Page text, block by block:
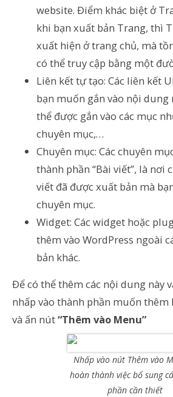
website. Điểm khác biệt ở
khi bạn xuất bản Trang, thì
xuất hiện ở trang chủ, mà
có thể truy cập bằng một
Liên kết tự tạo: Các liên kết
bạn muốn gắn vào nội dung
thể được gắn vào các mục
chuyên mục,…
Chuyên mục: Các chuyên
thành phần “Bài viết”, là nơi
viết đã được xuất bản mà
chuyên mục.
Widget: Các widget hoặc
thêm vào WordPress ngoài
bản khác.
Để có thể thêm các nội dung này
nhấp vào thành phần muốn thêm
và ấn nút“Thêm vào Menu”
Nhấp vào nút Thêm vào
hoàn thành việc bổ sung
phần cần thiết